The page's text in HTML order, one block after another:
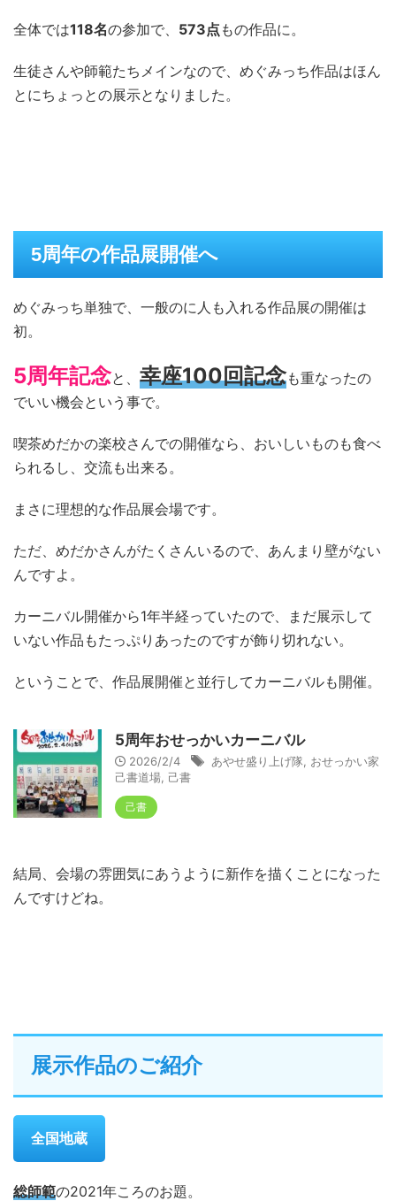
全体では118名の参加で、 573点 もの作品に。
生徒さんや師範たちメインなので、めぐみっち作品はほん
とにちょっとの展示となりました。
5周年の作品展開催へ
めぐみっち単独で、一般のに人も入れる作品展の開催は
初。
5周年記念と、 幸座100回記念も重なったの
でいい機会という事で。
喫茶めだかの楽校さんでの開催なら、おいしいものも食べ
られるし、交流も出来る。
まさに理想的な作品展会場です。
ただ、めだかさんがたくさんいるので、あんまり壁がない
んですよ。
カーニバル開催から1年半経っていたので、まだ展示して
いない作品もたっぷりあったのですが飾り切れない。
ということで、作品展開催と並行してカーニバルも開催。
5周年おせっかいカーニバル
あやせ盛り上げ隊
おせっかい家
己書道場 己書
己書
結局、会場の雰囲気にあうように新作を描くことになった
んですけどね。
展示作品のご紹介
全国地蔵
総師範の2021年ころのお題。